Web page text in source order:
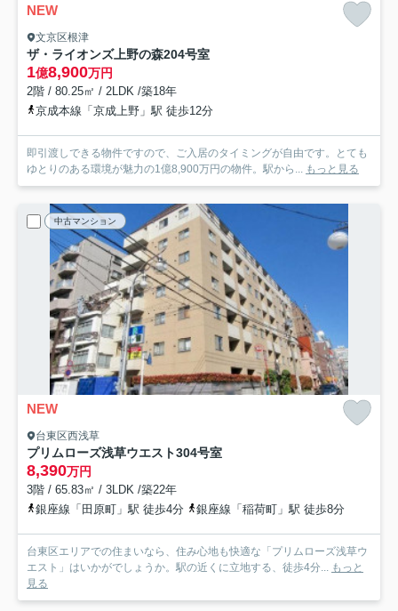
NEW
文京区根津
ザ・ライオンズ上野の森204号室
1億8,900万円
2階 / 80.25㎡ / 2LDK /築18年
京成本線「京成上野」駅 徒歩12分
即引渡しできる物件ですので、ご入居のタイミングが自由です。とても
ゆとりのある環境が魅力の1億8,900万円の物件。駅から... もっと見る
中古マンション
NEW
台東区西浅草
プリムローズ浅草ウエスト304号室
8,390万円
3階 / 65.83㎡ / 3LDK /築22年
銀座線「田原町」駅 徒歩4分
銀座線「稲荷町」駅 徒歩8分
台東区エリアでの住まいなら、住み心地も快適な「プリムローズ浅草ウ
エスト」はいかがでしょうか。駅の近くに立地する、徒歩4分... もっと
見る